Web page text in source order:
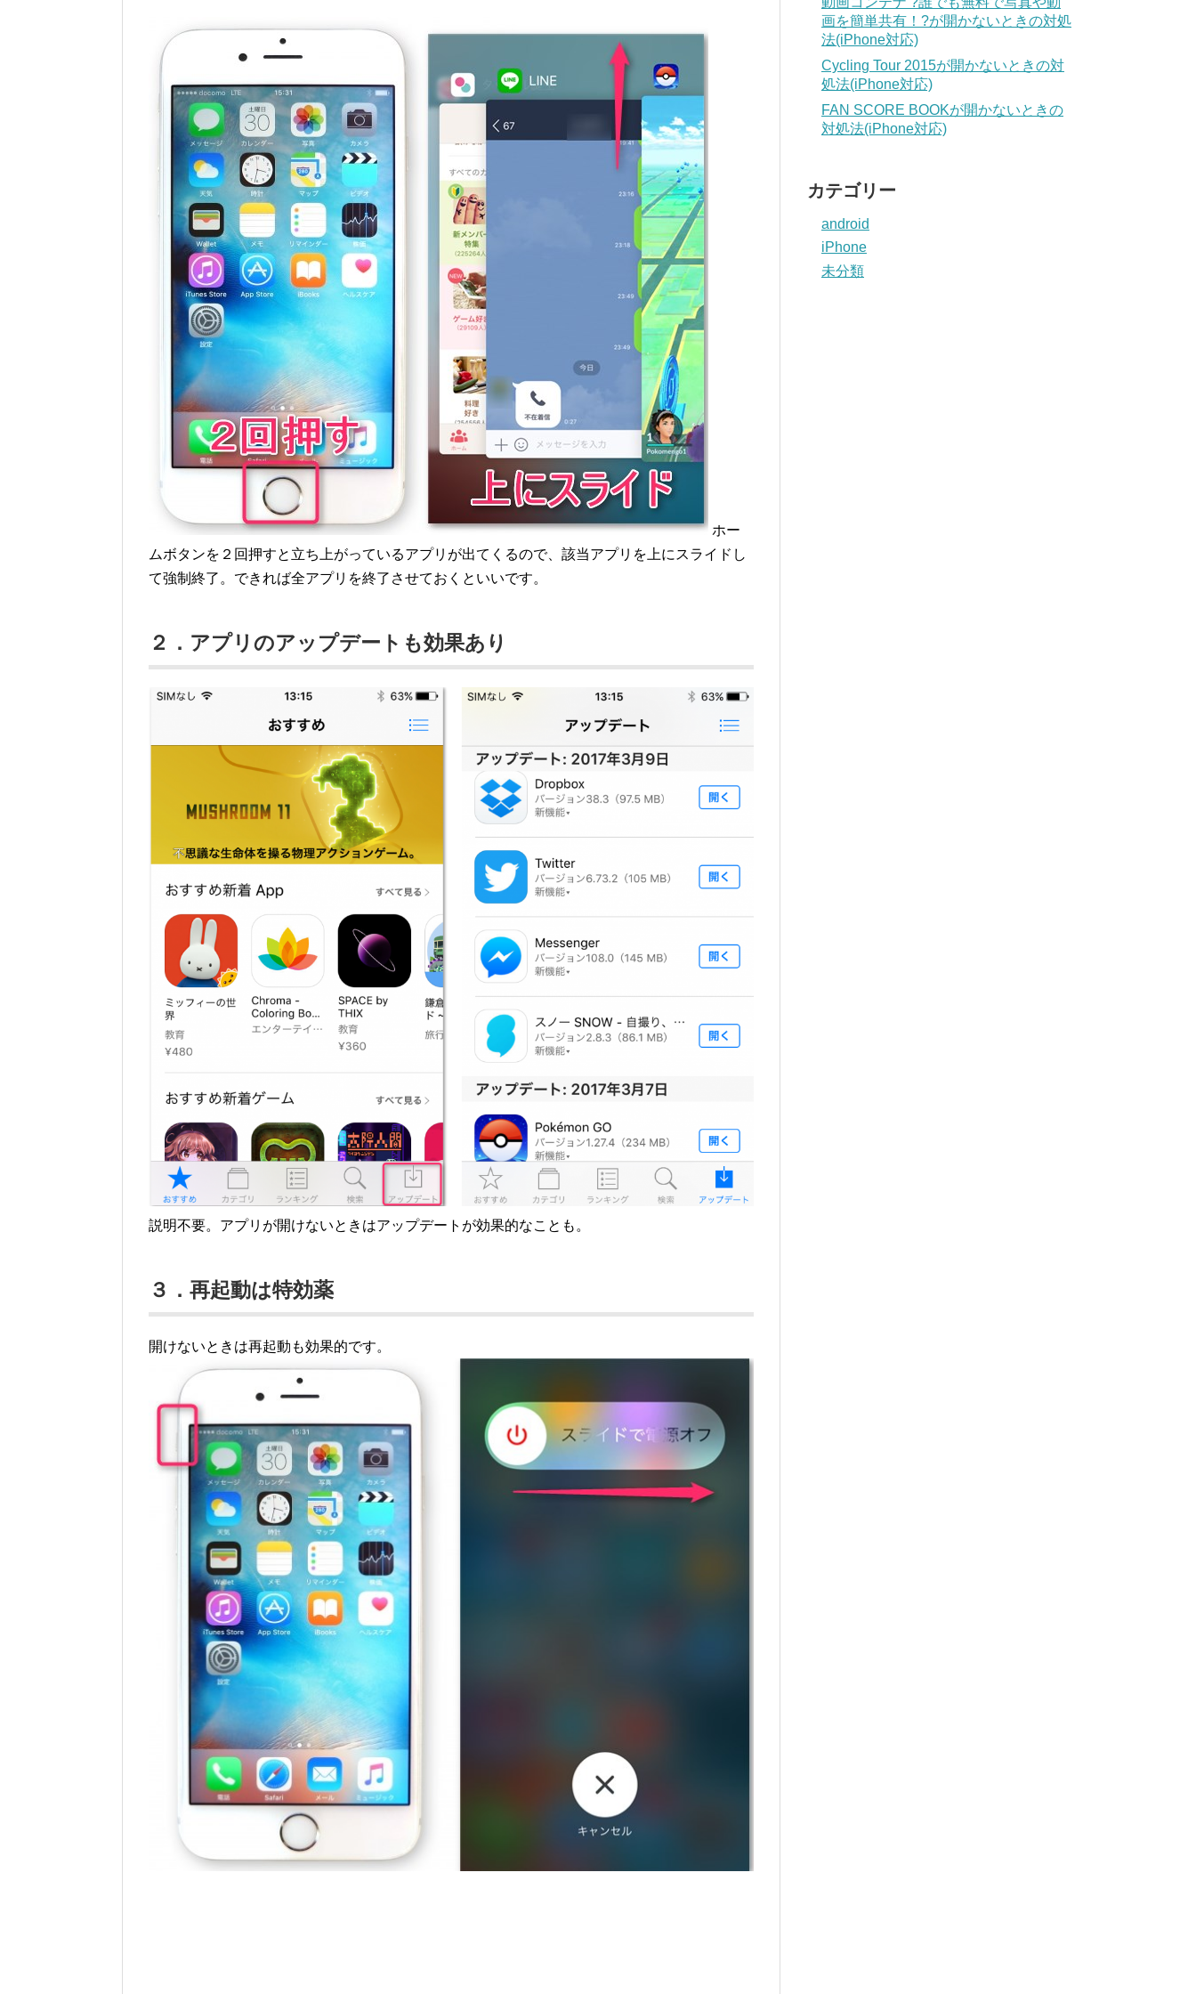
ホー
ムボタンを２回押すと立ち上がっているアプリが出てくるので、該当アプリを上にスライドし
て強制終了。できれば全アプリを終了させておくといいです。
２．アプリのアップデートも効果あり
説明不要。アプリが開けないときはアップデートが効果的なことも。
３．再起動は特効薬
開けないときは再起動も効果的です。
画を簡単共有！?が開かないときの対処
法(iPhone対応)
Cycling Tour 2015が開かないときの対
処法(iPhone対応)
FAN SCORE BOOKが開かないときの
対処法(iPhone対応)
カテゴリー
android
iPhone
未分類